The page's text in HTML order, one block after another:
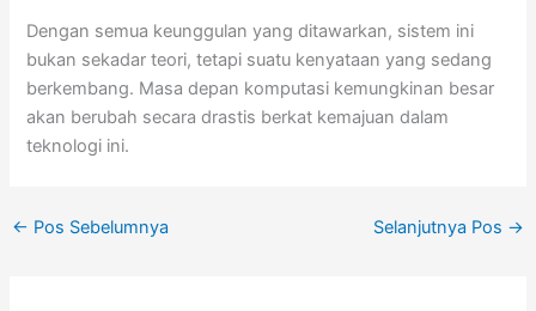
Dengan semua keunggulan yang ditawarkan, sistem ini
bukan sekadar teori, tetapi suatu kenyataan yang sedang
berkembang. Masa depan komputasi kemungkinan besar
akan berubah secara drastis berkat kemajuan dalam
teknologi ini.
← Pos Sebelumnya Selanjutnya Pos →